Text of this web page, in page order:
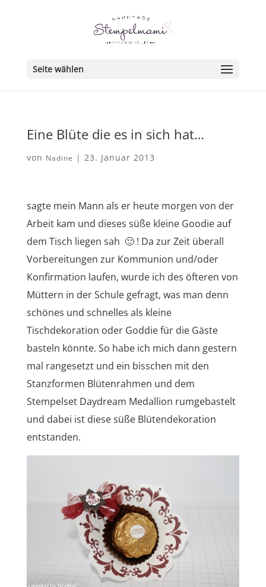
Seite wählen
Eine Blüte die es in sich hat…
von Nadine | 23. Januar 2013
sagte mein Mann als er heute morgen von der
Arbeit kam und dieses süße kleine Goodie auf
dem Tisch liegen sah 🙂 ! Da zur Zeit überall
Vorbereitungen zur Kommunion und/oder
Konfirmation laufen, wurde ich des öfteren von
Müttern in der Schule gefragt, was man denn
schönes und schnelles als kleine
Tischdekoration oder Goddie für die Gäste
basteln könnte. So habe ich mich dann gestern
mal rangesetzt und ein bisschen mit den
Stanzformen Blütenrahmen und dem
Stempelset Daydream Medallion rumgebastelt
und dabei ist diese süße Blütendekoration
entstanden.